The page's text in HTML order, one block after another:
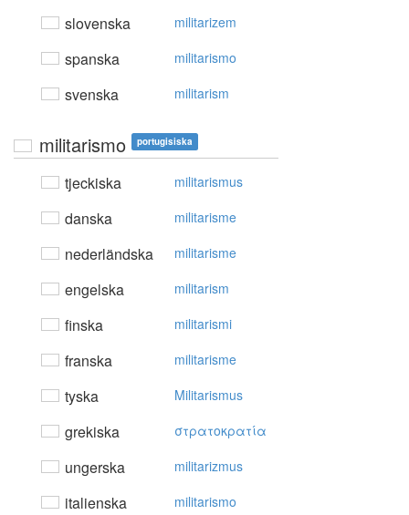
slovenska militarizem
spanska militarismo
svenska militarism
militarismo portugisiska
tjeckiska militarismus
danska militarisme
nederländska militarisme
engelska militarism
finska militarismi
franska militarisme
tyska Militarismus
grekiska στρατoκρατία
ungerska militarizmus
italienska militarismo